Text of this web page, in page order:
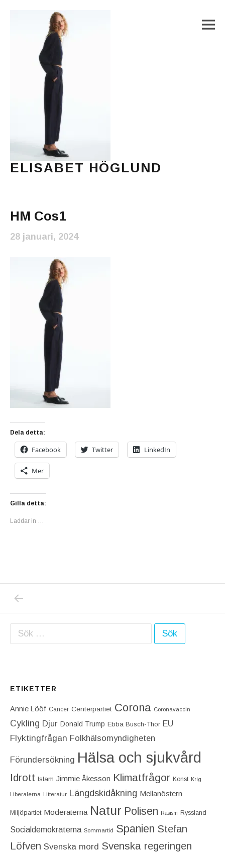
ELISABET HÖGLUND
HM Cos1
28 januari, 2024
Dela detta:
Facebook Twitter LinkedIn
Mer
Gilla detta:
Laddar in …
Inläggsnavigering
Sök efter:
ETIKETTER
Annie Lööf Cancer Centerpartiet‎ Corona Coronavaccin
Cykling Djur Donald Trump Ebba Busch-Thor EU
Flyktingfrågan Folkhälsomyndigheten
Förundersökning Hälsa och sjukvård
Idrott Islam Jimmie Åkesson Klimatfrågor Konst Krig
Liberalerna Litteratur Längdskidåkning Mellanöstern
Miljöpartiet Moderaterna Natur Polisen Rasism Ryssland
Socialdemokraterna Sommartid Spanien Stefan
Löfven Svenska mord Svenska regeringen